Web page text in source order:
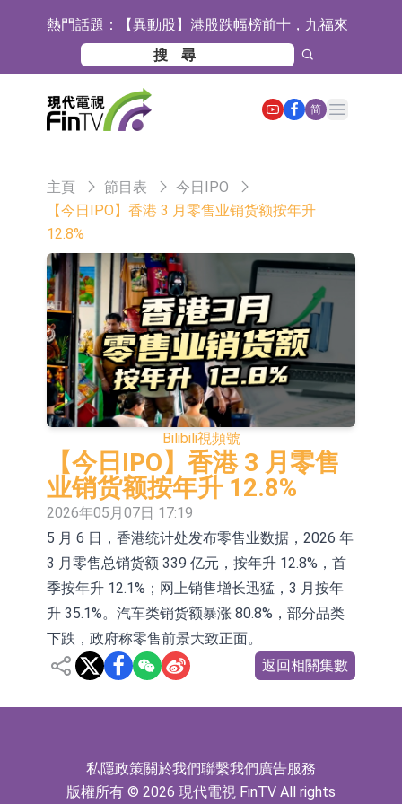
熱門話題： 【異動股】港股跌幅榜前十，九福來
(08611.HK)跌21.43%，天瑞汽車内飾
(06162.HK)跌18.44%
【異動股】港股漲幅榜前十，佳明集
團控股(01271.HK)漲+78.22%，拿森
科技(02261.HK)漲+64.11%
斯迪克：公司為國內摺疊屏核心功能
材料供應商
恒瑞醫藥：公司已在中國獲批上市26
目標客戶的測試認證
上期所：7月份對11個實際控制關系
江總部物業服務項目
亞太股份：公司是零跑汽車和
Stellantis集團的供應商
理工雷科面向邊緣AI場景推出"山
海"系列智算模組 系列產品基於國產
CPU與GPU構建
【異動股】醫療研發外包板塊拉升，
博騰股份(300363.CN)漲20.02%
日韓股市收盤雙雙下跌
依米康：海外交付以東南亞、中東市
場為主 並已取得歐美相關認證
上交所：財通多策略福鑫定期開放靈
活配置混合型發起式證券投資基金臨
時停牌
上交所：景順長城全球半導體芯片產
業股票型證券投資基金臨時停牌
【異動股】港股跌幅榜前十，卡森國
際(00496.HK)跌22.40%，九福來
(08611.HK)跌21.01%
【異動股】港股漲幅榜前十，拿森科
技(02261.HK)漲+75.05%，辰興發展
(02286.HK)漲+64.91%
神火股份：新疆神火鋁水轉化率已
100%
【異動股】焦炭Ⅲ板塊下挫，陝西黑
貓(601015.CN)跌8.38%
浙江證監局對財通證券股份有限公司
採取出具警示函措施
山金國際：港股上市工作正常推進中
简
Open main menu
主頁 節目表
今日IPO
【今日IPO】香港 3 月零售业销货额按年升
12.8%
Bilibili視頻號
【今日IPO】香港 3 月零售
业销货额按年升 12.8%
2026年05月07日 17:19
5 月 6 日，香港统计处发布零售业数据，2026 年
3 月零售总销货额 339 亿元，按年升 12.8%，首
季按年升 12.1%；网上销售增长迅猛，3 月按年
升 35.1%。汽车类销货额暴涨 80.8%，部分品类
下跌，政府称零售前景大致正面。
返回相關集數
私隱政策關於我們聯繫我們廣告服務
版權所有 © 2026 現代電視 FinTV All rights